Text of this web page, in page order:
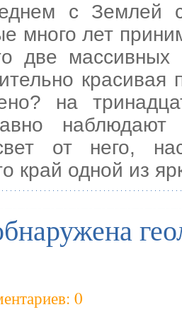
с Землей
много лет
две массивных
на
наблюдают
от него,
край одной из
0